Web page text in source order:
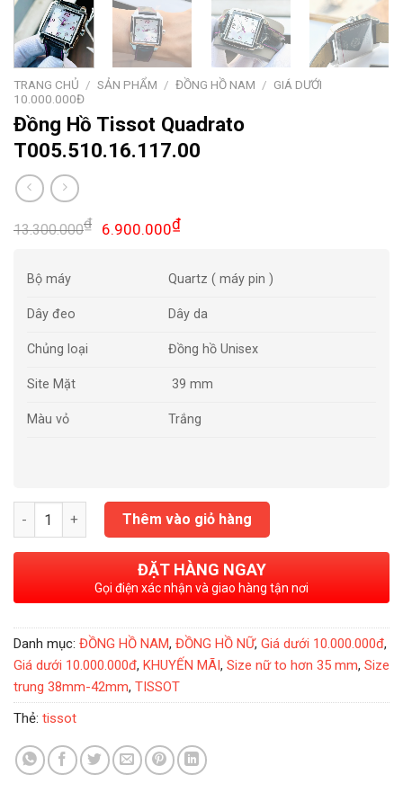
TRANG CHỦ / SẢN PHẨM / ĐỒNG HỒ NAM / GIÁ DƯỚI
10.000.000Đ
Đồng Hồ Tissot Quadrato
T005.510.16.117.00
13.300.000₫
Giá
13.300.000₫.
6.900.000₫Giá
tại
là:
6.900.000₫.
Bộ máy Quartz ( máy pin )
Dây đeo Dây da
Chủng loại Đồng hồ Unisex
Site Mặt 39 mm
Màu vỏ Trắng
Đồng Hồ Tissot Quadrato T005.510.16.117.00 số lượng
Thêm vào giỏ hàng
ĐẶT HÀNG NGAY
Gọi điện xác nhận và giao hàng tận nơi
Danh mục: ĐỒNG HỒ NAM, ĐỒNG HỒ NỮ, Giá dưới 10.000.000đ,
Giá dưới 10.000.000đ, KHUYẾN MÃI , Size nữ to hơn 35 mm, Size
trung 38mm-42mm, TISSOT
Thẻ: tissot